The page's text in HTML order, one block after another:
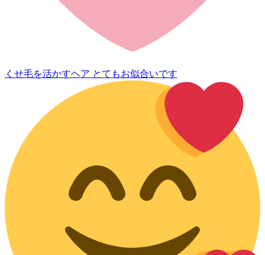
くせ毛を活かすヘア とてもお似合いです